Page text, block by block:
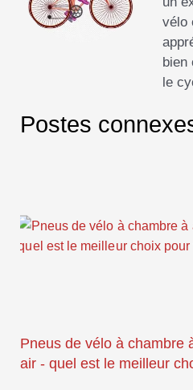
vélo
bien
le
Postes
Pneus de vélo à chambre
air - quel est le meilleur